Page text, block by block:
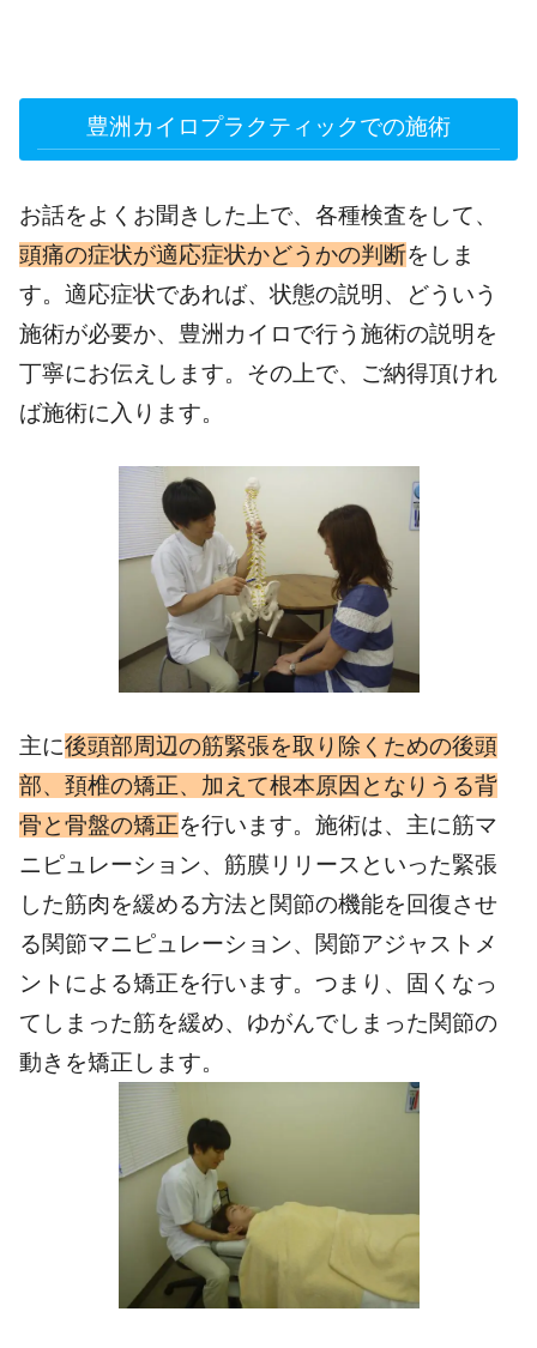
豊洲カイロプラクティックでの施術
お話をよくお聞きした上で、各種検査をして、
頭痛の症状が適応症状かどうかの判断をしま
す。適応症状であれば、状態の説明、どういう
施術が必要か、豊洲カイロで行う施術の説明を
丁寧にお伝えします。その上で、ご納得頂けれ
ば施術に入ります。
主に後頭部周辺の筋緊張を取り除くための後頭
部、頚椎の矯正、加えて根本原因となりうる背
骨と骨盤の矯正を行います。施術は、主に筋マ
ニピュレーション、筋膜リリースといった緊張
した筋肉を緩める方法と関節の機能を回復させ
る関節マニピュレーション、関節アジャストメ
ントによる矯正を行います。つまり、固くなっ
てしまった筋を緩め、ゆがんでしまった関節の
動きを矯正します。